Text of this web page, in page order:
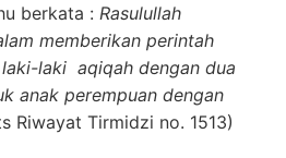
berkata : Rasulullah
memberikan perintah
laki aqiqah dengan dua
anak perempuan dengan
Riwayat Tirmidzi no. 1513)